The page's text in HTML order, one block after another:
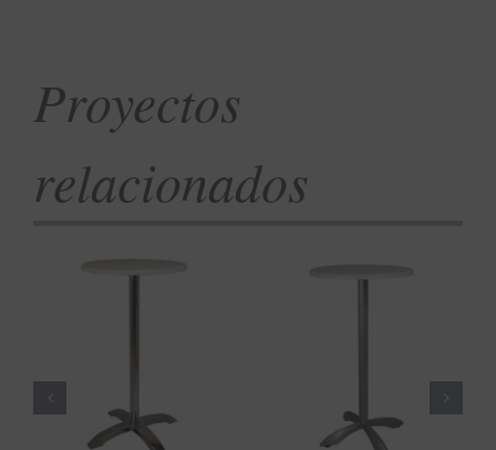
Proyectos
relacionados